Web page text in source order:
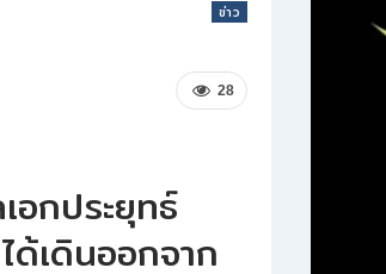
ข่าว
28
กประยุทธ์
เดินออกจาก